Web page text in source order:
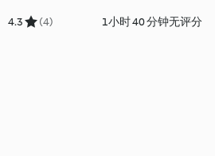
4.3 (4) 1小时 40 分钟无评分